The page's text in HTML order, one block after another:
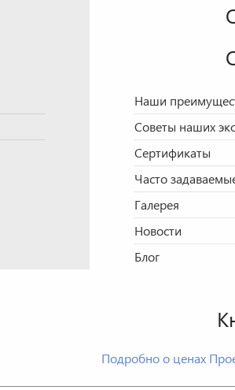
Наши
Советы наших
Сертификаты
Часто
Галерея
Новости
Блог
Подробно о ценах